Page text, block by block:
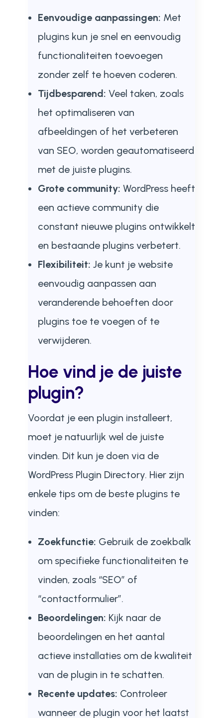
Eenvoudige aanpassingen: Met
plugins kun je snel en eenvoudig
functionaliteiten toevoegen
zonder zelf te hoeven coderen.
Tijdbesparend: Veel taken, zoals
het optimaliseren van
afbeeldingen of het verbeteren
van SEO, worden geautomatiseerd
met de juiste plugins.
Grote community: WordPress heeft
een actieve community die
constant nieuwe plugins ontwikkelt
en bestaande plugins verbetert.
Flexibiliteit: Je kunt je website
eenvoudig aanpassen aan
veranderende behoeften door
plugins toe te voegen of te
verwijderen.
Hoe vind je de juiste
plugin?
Voordat je een plugin installeert,
moet je natuurlijk wel de juiste
vinden. Dit kun je doen via de
WordPress Plugin Directory. Hier zijn
enkele tips om de beste plugins te
vinden:
Zoekfunctie: Gebruik de zoekbalk
om specifieke functionaliteiten te
vinden, zoals “SEO” of
“contactformulier”.
Beoordelingen: Kijk naar de
beoordelingen en het aantal
actieve installaties om de kwaliteit
van de plugin in te schatten.
Recente updates: Controleer
wanneer de plugin voor het laatst